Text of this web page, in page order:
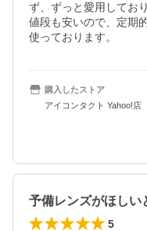
ず、ずっと愛用しており
値段も安いので、定期
使っております。
購入したストア
アイコンタクト Yahoo!店
5